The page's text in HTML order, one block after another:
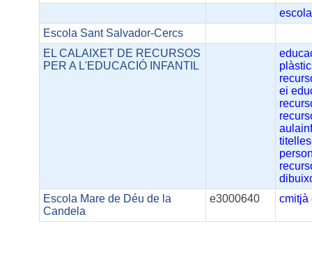
escola
Escola Sant Salvador-Cercs
EL CALAIXET DE RECURSOS
PER A L'EDUCACIÓ INFANTIL
ei
Escola Mare de Déu de la
Candela
e3000640 cmitjà